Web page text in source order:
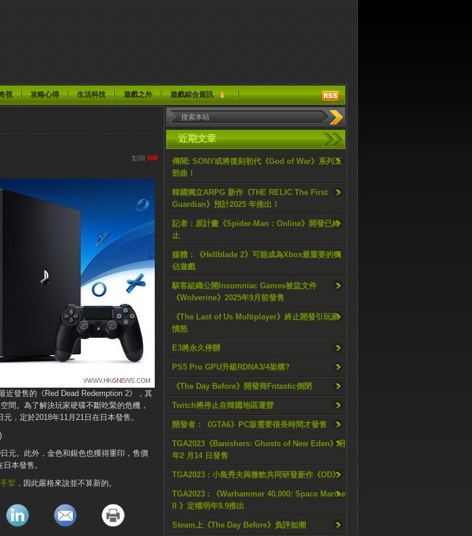
視 攻略心得 生活科技 遊戲之外 遊戲綜合資訊
近期文章
傳聞: SONY或將復刻初代《God of War》系列三
部曲！
韓國獨立ARPG 新作《THE RELIC The First
Guardian》預計2025 年推出！
記者：原計畫《Spider-Man：Online》開發已終
止
媒體：《Hellblade 2》可能成為Xbox最重要的獨
佔遊戲
駭客組織公開Insomniac Games被盜文件
《Wolverine》2025年9月前發售
《The Last of Us Multiplayer》終止開發引玩家
憤怒
E3將永久停辦
PS5 Pro GPU升級RDNA3/4架構?
《The Day Before》開發商Fntastic倒閉
Twitch將停止在韓國地區運營
開發者：《GTA6》PC版需要很長時間才發售
TGA2023《Banishers: Ghosts of New Eden》明
年2 月14 日發售
TGA2023 : 小島秀夫與微軟共同研發新作《OD》
TGA2023 : 《Warhammer 40,000: Space Marine
II 》定檔明年9.9推出
Steam上《The Day Before》負評如潮
點閱 508
近發售的《Red Dead Redemption 2》，其
間。為了解決玩家硬碟不斷吃緊的危機，
元，定於2018年11月21日在日本發售。
日元。此外，金色和銀色也獲得重印，售價
本發售。
手掣 ，因此嚴格來說並不算新的。